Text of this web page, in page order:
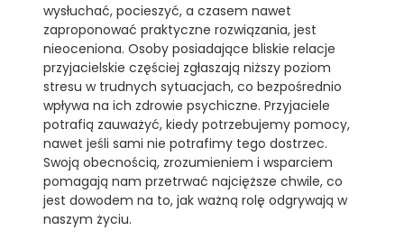
wysłuchać, pocieszyć, a czasem nawet
zaproponować praktyczne rozwiązania, jest
nieoceniona. Osoby posiadające bliskie relacje
przyjacielskie częściej zgłaszają niższy poziom
stresu w trudnych sytuacjach, co bezpośrednio
wpływa na ich zdrowie psychiczne. Przyjaciele
potrafią zauważyć, kiedy potrzebujemy pomocy,
nawet jeśli sami nie potrafimy tego dostrzec.
Swoją obecnością, zrozumieniem i wsparciem
pomagają nam przetrwać najcięższe chwile, co
jest dowodem na to, jak ważną rolę odgrywają w
naszym życiu.